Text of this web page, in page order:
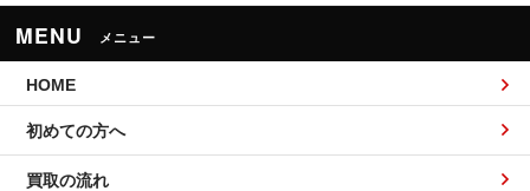
MENU メニュー
HOME
初めての方へ
買取の流れ